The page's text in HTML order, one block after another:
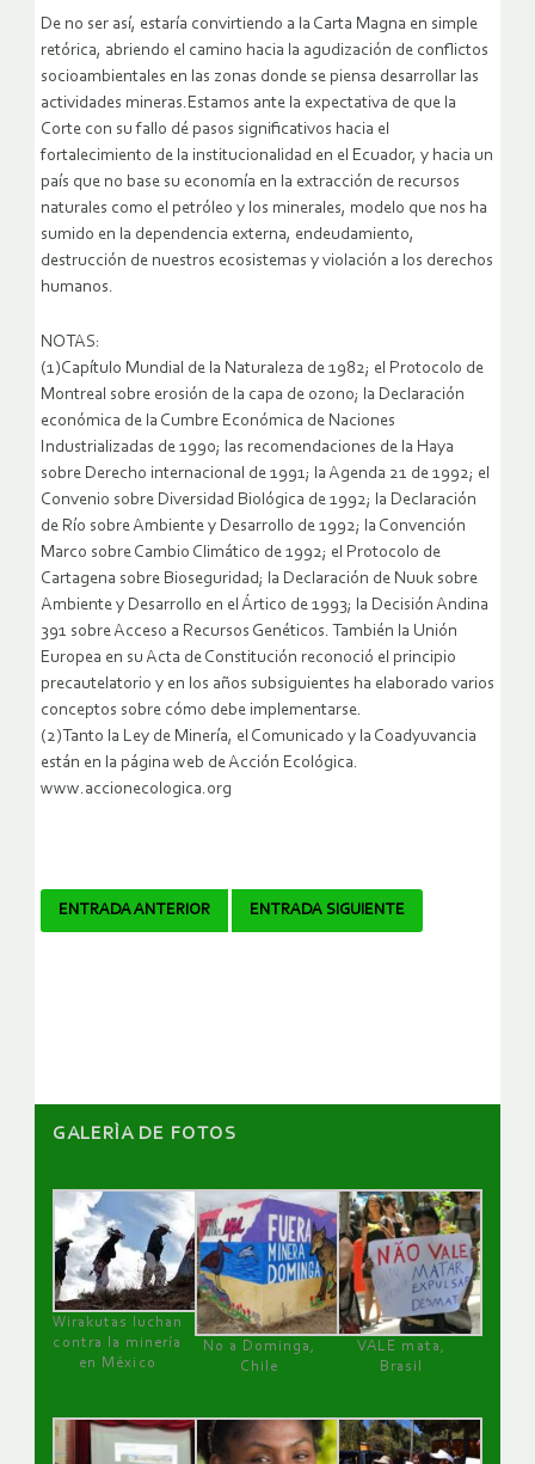
De no ser así, estaría convirtiendo a la Carta Magna en simple
retórica, abriendo el camino hacia la agudización de conflictos
socioambientales en las zonas donde se piensa desarrollar las
actividades mineras.Estamos ante la expectativa de que la
Corte con su fallo dé pasos significativos hacia el
fortalecimiento de la institucionalidad en el Ecuador, y hacia un
país que no base su economía en la extracción de recursos
naturales como el petróleo y los minerales, modelo que nos ha
sumido en la dependencia externa, endeudamiento,
destrucción de nuestros ecosistemas y violación a los derechos
humanos.
NOTAS:
(1)Capítulo Mundial de la Naturaleza de 1982; el Protocolo de
Montreal sobre erosión de la capa de ozono; la Declaración
económica de la Cumbre Económica de Naciones
Industrializadas de 1990; las recomendaciones de la Haya
sobre Derecho internacional de 1991; la Agenda 21 de 1992; el
Convenio sobre Diversidad Biológica de 1992; la Declaración
de Río sobre Ambiente y Desarrollo de 1992; la Convención
Marco sobre Cambio Climático de 1992; el Protocolo de
Cartagena sobre Bioseguridad; la Declaración de Nuuk sobre
Ambiente y Desarrollo en el Ártico de 1993; la Decisión Andina
391 sobre Acceso a Recursos Genéticos. También la Unión
Europea en su Acta de Constitución reconoció el principio
precautelatorio y en los años subsiguientes ha elaborado varios
conceptos sobre cómo debe implementarse.
(2)Tanto la Ley de Minería, el Comunicado y la Coadyuvancia
están en la página web de Acción Ecológica.
www.accionecologica.org
Navegador
ENTRADA ANTERIOR ENTRADA SIGUIENTE
GALERÌA DE FOTOS
Wirakutas luchan
contra la minería
en México
No a Dominga,
Chile
VALE mata,
Brasil